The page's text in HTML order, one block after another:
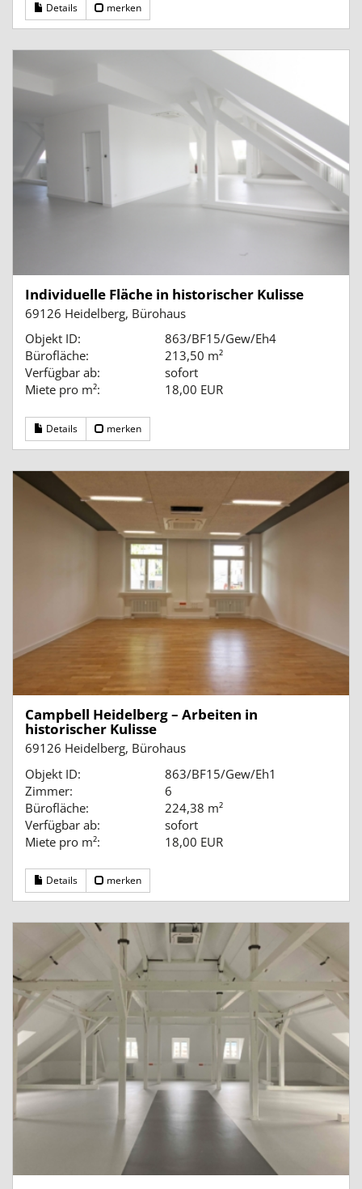
Details merken
Individuelle Fläche in historischer Kulisse
69126 Heidelberg, Bürohaus
Objekt ID:
863/BF15/Gew/Eh4
Bürofläche:
213,50 m²
Verfügbar ab:
sofort
Miete pro m²:
18,00 EUR
Details merken
Campbell Heidelberg – Arbeiten in
historischer Kulisse
69126 Heidelberg, Bürohaus
Objekt ID:
863/BF15/Gew/Eh1
Zimmer:
6
Bürofläche:
224,38 m²
Verfügbar ab:
sofort
Miete pro m²:
18,00 EUR
Details merken